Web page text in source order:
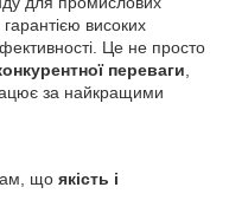
гарантією високих
Це не просто
переваги,
за найкращими
що якість і